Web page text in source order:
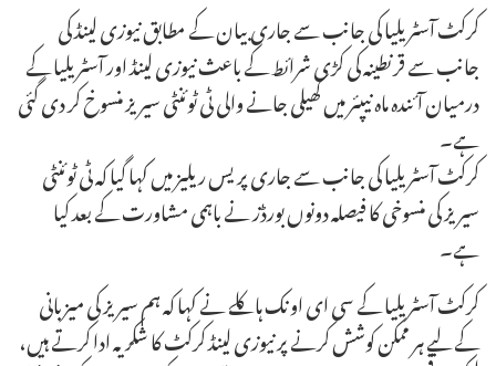
کرکٹ آسٹریلیا کی جانب سے جاری بیان کے مطابق نیوزی لینڈ کی
جانب سے قرنطینہ کی کڑی شرائط کے باعث نیوزی لینڈ اور آسٹریلیا کے
درمیان آئندہ ماہ نیپئر میں کھیلی جانے والی ٹی ٹوئنٹی سیریز منسوخ کر دی گئی
ہے۔
کرکٹ آسٹریلیا کی جانب سے جاری پریس ریلیز میں کہا گیا کہ ٹی ٹوئنٹی
سیریز کی منسوخی کا فیصلہ دونوں بورڈز نے باہمی مشاورت کے بعد کیا
ہے۔
کرکٹ آسٹریلیا کے سی ای او نک ہاکلے نے کہا کہ ہم سیریز کی میزبانی
کے لیے ہر ممکن کوشش کرنے پر نیوزی لینڈ کرکٹ کا شکریہ ادا کرتے ہیں،